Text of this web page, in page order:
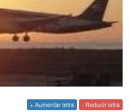
+ Aumentar letra - Reducir letra